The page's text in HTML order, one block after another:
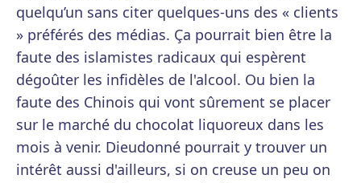
quelqu’un sans citer quelques-uns des « clients
» préférés des médias. Ça pourrait bien être la
faute des islamistes radicaux qui espèrent
dégoûter les infidèles de l'alcool. Ou bien la
faute des Chinois qui vont sûrement se placer
sur le marché du chocolat liquoreux dans les
mois à venir. Dieudonné pourrait y trouver un
intérêt aussi d'ailleurs, si on creuse un peu on